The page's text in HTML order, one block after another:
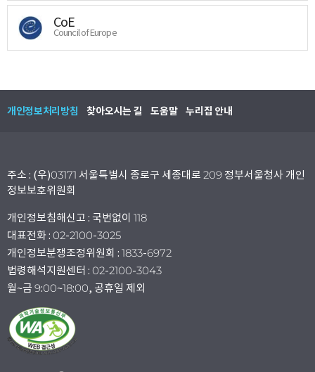
CoE
Council of Europe
개인정보처리방침 찾아오시는 길 도움말 누리집 안내
주소 : (우)03171 서울특별시 종로구 세종대로 209 정부서울청사 개인
정보보호위원회
개인정보침해신고 : 국번없이 118
대표전화 : 02-2100-3025
개인정보분쟁조정위원회 : 1833-6972
법령해석지원센터 : 02-2100-3043
월~금 9:00~18:00, 공휴일 제외